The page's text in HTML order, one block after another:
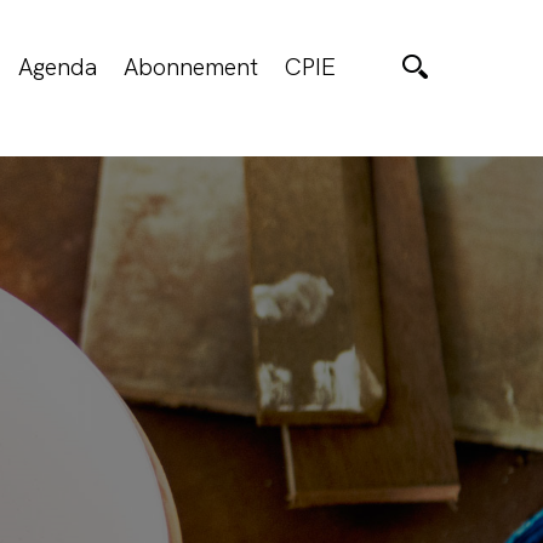
Agenda Abonnement CPIE